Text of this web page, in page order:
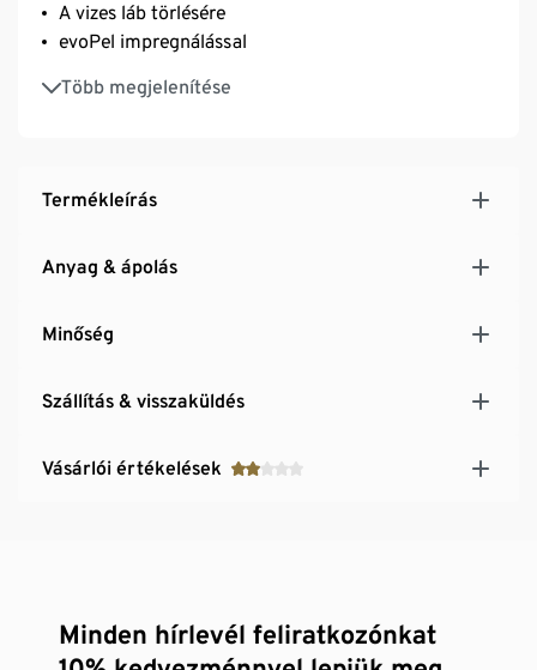
A vizes láb törlésére
evoPel impregnálással
Több megjelenítése
Körbefutó cipzár
Kifordítható táska – a kétoldalas cipzárral teljesen
Termékleírás
Anyag & ápolás
Minőség
Szállítás & visszaküldés
Vásárlói értékelések
Minden hírlevél feliratkozónkat